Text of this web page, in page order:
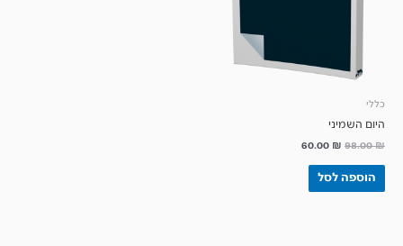
כללי
היום השמיני
98.00₪
60.00 ₪
הוספה לסל